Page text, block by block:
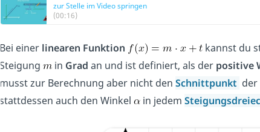
zur Stelle im Video springen
(00:16)
Bei einer linearen Funktion
kannst du
Steigung
in Grad an und ist definiert, als der positive
musst zur Berechnung aber nicht den Schnittpunkt der
stattdessen auch den Winkel
in jedem